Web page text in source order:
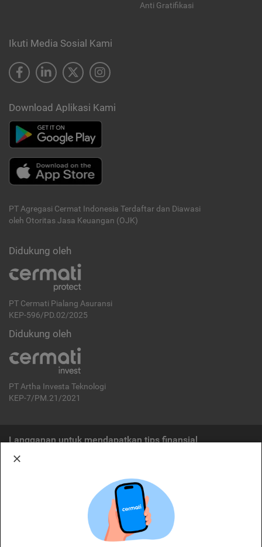
Anti Gratifikasi
Ikuti Media Sosial Kami
Download Aplikasi Kami
PT Agregasi Cermat Indonesia Terdaftar dan Diawasi
oleh Otoritas Jasa Keuangan (OJK)
Didukung oleh
PT Cermati Pialang Asuransi
KEP-596/PD.02/2025
Didukung oleh
PT Artha Investa Teknologi
KEP-7/PM.21/2021
Langganan untuk mendapatkan tips finansial
Cermati merupakan penyelenggara agregasi jasa keuangan yang terdaftar di
OJK. Oleh karena itu, produk dan/atau layanan jasa keuangan yang
ditawarkan bukan merupakan produk dan/atau layanan jasa keuangan yang
diterbitkan oleh Cermati dan Cermati tidak bertanggung jawab atas tuntutan